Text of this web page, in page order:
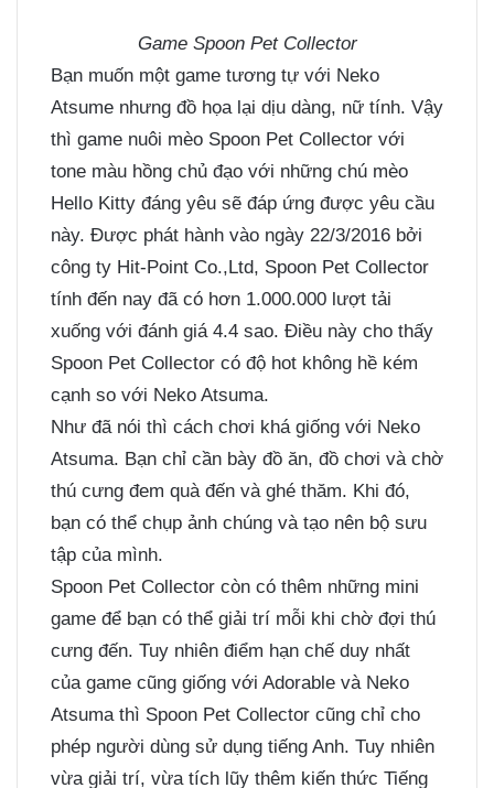
Game Spoon Pet Collector
Bạn muốn một game tương tự với Neko
Atsume nhưng đồ họa lại dịu dàng, nữ tính. Vậy
thì game nuôi mèo Spoon Pet Collector với
tone màu hồng chủ đạo với những chú mèo
Hello Kitty đáng yêu sẽ đáp ứng được yêu cầu
này. Được phát hành vào ngày 22/3/2016 bởi
công ty Hit-Point Co.,Ltd, Spoon Pet Collector
tính đến nay đã có hơn 1.000.000 lượt tải
xuống với đánh giá 4.4 sao. Điều này cho thấy
Spoon Pet Collector có độ hot không hề kém
cạnh so với Neko Atsuma.
Như đã nói thì cách chơi khá giống với Neko
Atsuma. Bạn chỉ cần bày đồ ăn, đồ chơi và chờ
thú cưng đem quà đến và ghé thăm. Khi đó,
bạn có thể chụp ảnh chúng và tạo nên bộ sưu
tập của mình.
Spoon Pet Collector còn có thêm những mini
game để bạn có thể giải trí mỗi khi chờ đợi thú
cưng đến. Tuy nhiên điểm hạn chế duy nhất
của game cũng giống với Adorable và Neko
Atsuma thì Spoon Pet Collector cũng chỉ cho
phép người dùng sử dụng tiếng Anh. Tuy nhiên
vừa giải trí, vừa tích lũy thêm kiến thức Tiếng